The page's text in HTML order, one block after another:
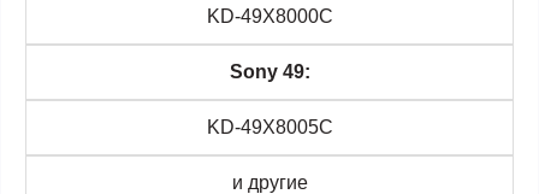
KD-49X8000C
Sony 49:
KD-49X8005C
и другие